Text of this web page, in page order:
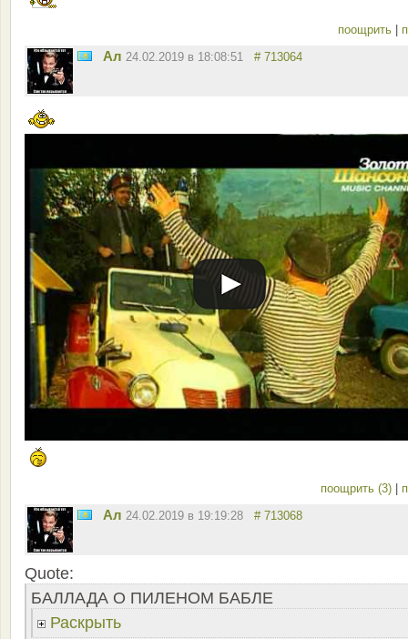
поощрить
Ал 24.02.2019 в 18:08:51 # 713064
поощрить (3)
Ал 24.02.2019 в 19:19:28 # 713068
Quote:
БАЛЛАДА О ПИЛЕНОМ БАБЛЕ
Раскрыть